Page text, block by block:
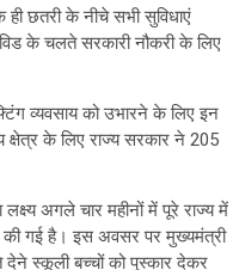
छतरी के नीचे सभी सुविधाएं
के चलते सरकारी नौकरी के लिए
व्यवसाय को उभारने के लिए इन
क्षेत्र के लिए राज्य सरकार ने 205
अगले चार महीनों में पूरे राज्य में
की गई है। इस अवसर पर मुख्यमंत्री
देने स्कूली बच्चों को पुस्कार देकर